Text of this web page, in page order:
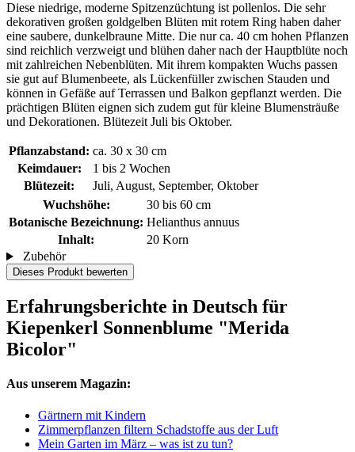
Diese niedrige, moderne Spitzenzüchtung ist pollenlos. Die sehr
dekorativen großen goldgelben Blüten mit rotem Ring haben daher
eine saubere, dunkelbraune Mitte. Die nur ca. 40 cm hohen Pflanzen
sind reichlich verzweigt und blühen daher nach der Hauptblüte noch
mit zahlreichen Nebenblüten. Mit ihrem kompakten Wuchs passen
sie gut auf Blumenbeete, als Lückenfüller zwischen Stauden und
können in Gefäße auf Terrassen und Balkon gepflanzt werden. Die
prächtigen Blüten eignen sich zudem gut für kleine Blumensträuße
und Dekorationen. Blütezeit Juli bis Oktober.
Pflanzabstand: ca. 30 x 30 cm
Keimdauer:
1 bis 2 Wochen
Blütezeit:
Juli, August, September, Oktober
Wuchshöhe:
30 bis 60 cm
Botanische Bezeichnung: Helianthus annuus
Inhalt:
20 Korn
Zubehör
Dieses Produkt bewerten
Erfahrungsberichte in Deutsch für
Kiepenkerl Sonnenblume "Merida
Bicolor"
Aus unserem Magazin:
Gärtnern mit Kindern
Zimmerpflanzen filtern Schadstoffe aus der Luft
Mein Garten im März – was ist zu tun?